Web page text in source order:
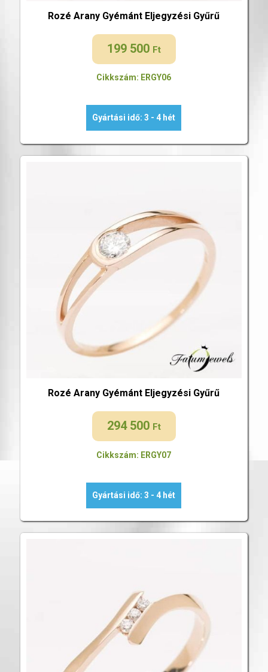
Rozé Arany Gyémánt Eljegyzési Gyűrű
199 500 Ft
Cikkszám: ERGY06
Gyártási idő: 3 - 4 hét
Rozé Arany Gyémánt Eljegyzési Gyűrű
294 500 Ft
Cikkszám: ERGY07
Gyártási idő: 3 - 4 hét